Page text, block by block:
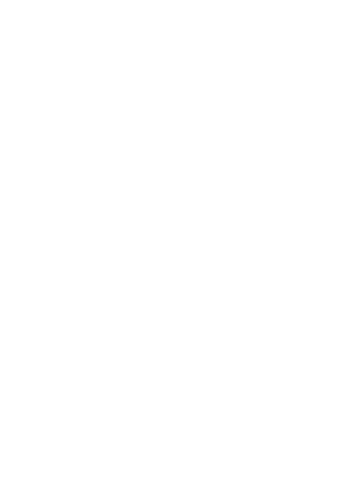
です。
ありません。
です。